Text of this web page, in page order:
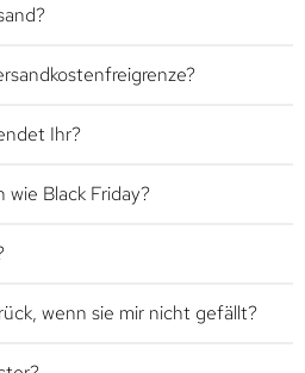
Ihr?
Black Friday?
wenn sie mir nicht gefällt?